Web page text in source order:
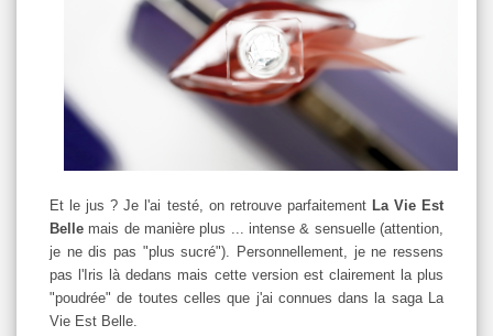
Et le jus ? Je l'ai testé, on retrouve parfaitement La Vie Est
Belle mais de manière plus ... intense & sensuelle (attention,
je ne dis pas "plus sucré"). Personnellement, je ne ressens
pas l'Iris là dedans mais cette version est clairement la plus
"poudrée" de toutes celles que j'ai connues dans la saga La
Vie Est Belle.